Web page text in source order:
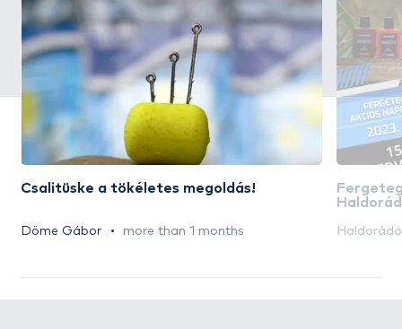
Csalitüske a tökéletes megoldás!
Döme Gábor more than 1 months